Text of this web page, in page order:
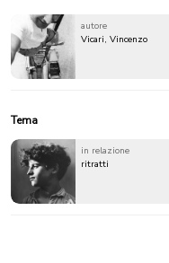
autore
Vicari, Vincenzo
Tema
in relazione
ritratti